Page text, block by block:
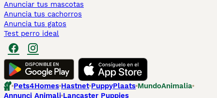
Anunciar tus mascotas
Anuncia tus cachorros
Anuncia tus gatos
Test perro ideal
Pets4Homes Hastnet PuppyPlaats MundoAnimalia
Annunci Animali Lancaster Puppies